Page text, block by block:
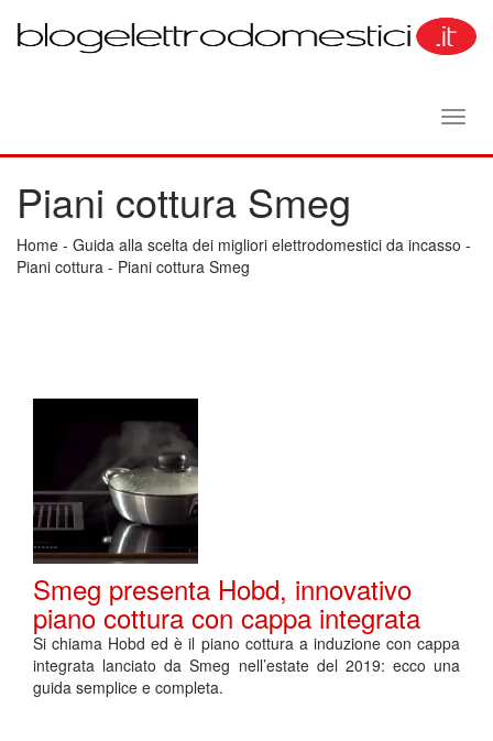
Piani cottura Smeg
Home - Guida alla scelta dei migliori elettrodomestici da incasso -
Piani cottura - Piani cottura Smeg
Smeg presenta Hobd, innovativo
piano cottura con cappa integrata
Si chiama Hobd ed è il piano cottura a induzione con cappa
integrata lanciato da Smeg nell’estate del 2019: ecco una
guida semplice e completa.